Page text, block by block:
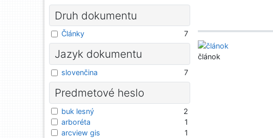
článok
Druh dokumentu
Články 7
Jazyk dokumentu
slovenčina 7
Predmetové heslo
buk lesný
2
arboréta
1
arcview gis
1